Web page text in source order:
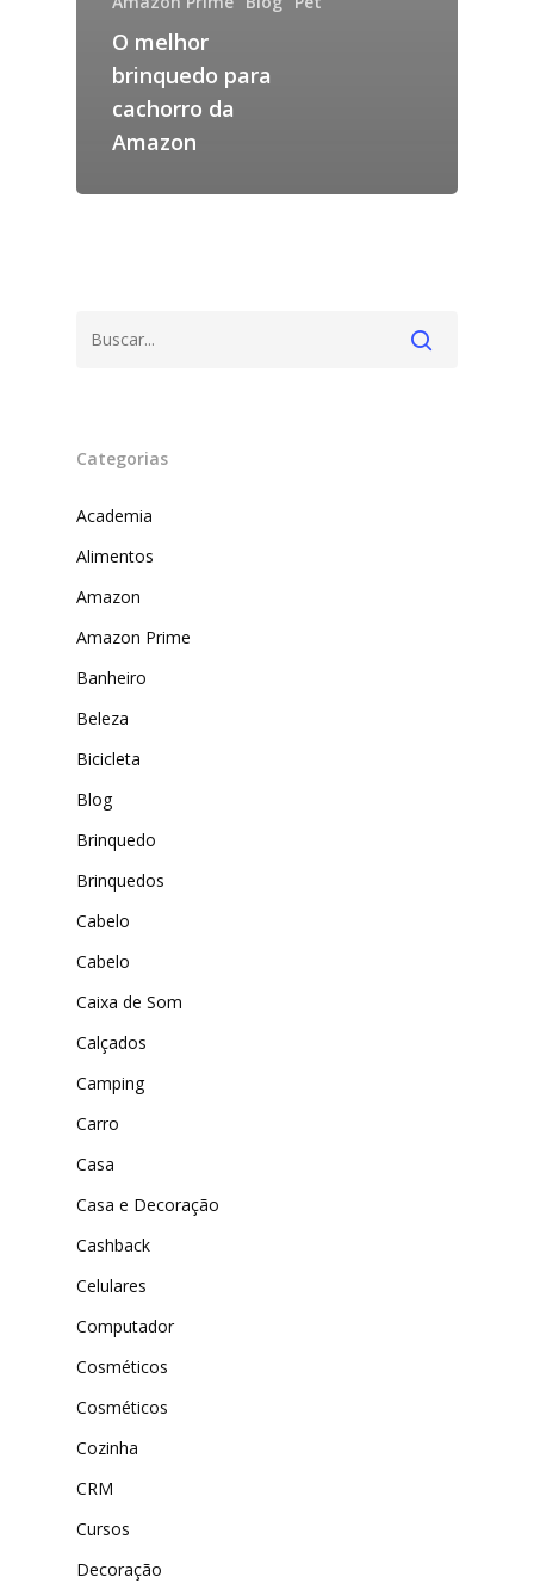
O melhor
brinquedo para
cachorro da
Amazon
Categorias
Academia
Alimentos
Amazon
Amazon Prime
Banheiro
Beleza
Bicicleta
Blog
Brinquedo
Brinquedos
Cabelo
Cabelo
Caixa de Som
Calçados
Camping
Carro
Casa
Casa e Decoração
Cashback
Celulares
Computador
Cosméticos
Cosméticos
Cozinha
CRM
Cursos
Decoração